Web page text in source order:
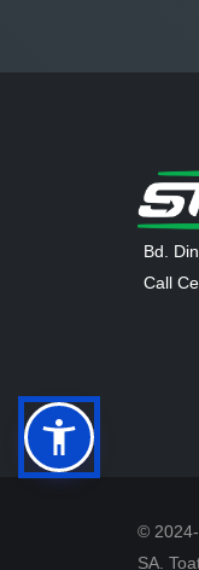
Bd.
Call
©
SA.